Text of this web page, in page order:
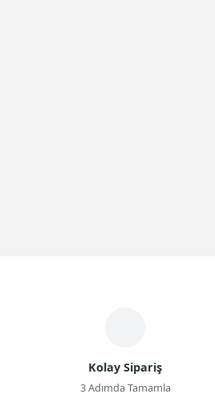
Kolay Sipariş
3 Adımda Tamamla